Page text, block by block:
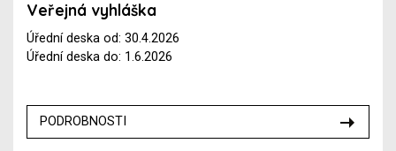
Veřejná vyhláška
Úřední deska od: 30.4.2026
Úřední deska do: 1.6.2026
PODROBNOSTI